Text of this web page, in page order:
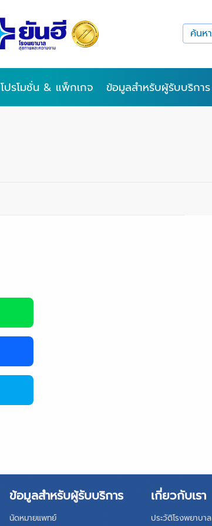
โปรโมชั่น & แพ็กเกจ ข้อมูลสำหรับผู้รับบริการ
ข้อมูลสำหรับผู้รับบริการ
นัดหมายแพทย์
เกี่ยวกับเรา
ประวัติโรงพยาบาล